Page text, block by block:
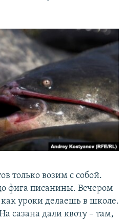
только возим с собой.
фига писанины. Вечером
уроки делаешь в школе.
сазана дали квоту – там,